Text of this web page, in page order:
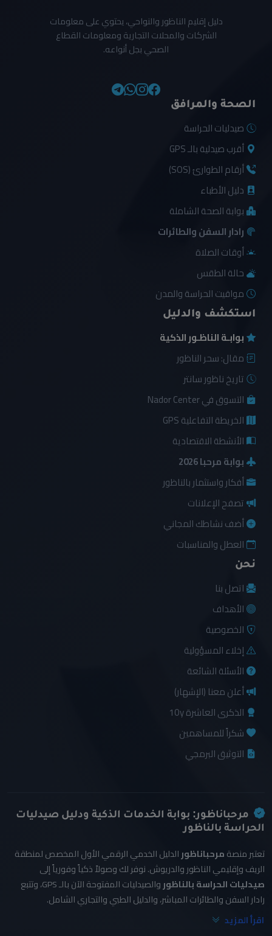
دليل إقليم الناظور والنواحي، يحتوي على معلومات
الشركات والمحلات التجارية ومعلومات القطاع
الصحي بجل أنواعه.
الصحة والمرافق
صيدليات الحراسة
أقرب صيدلية بالـ GPS
أرقام الطوارئ (SOS)
دليل الأطباء
بوابة الصحة الشاملة
رادار السفن والطائرات
أوقات الصلاة
حالة الطقس
مواقيت الحراسة والمدن
استكشف والدليل
بوابـة الناظـور الذكية
مقال: سحر الناظور
تاريخ ناظور سانتر
التسوق في Nador Center
الخريطة التفاعلية GPS
الأنشطة الاقتصادية
بوابة مرحبا 2026
أفكار واستثمار بالناظور
تصفح الإعلانات
أضف نشاطك المجاني
العطل والمناسبات
نحن
اتصل بنا
الأهداف
الخصوصية
إخلاء المسؤولية
الأسئلة الشائعة
أعلن معنا (الإشهار)
الذكرى العاشرة 10y
شكراً للمساهمين
التوثيق البرمجي
مرحباناظور: بوابة الخدمات الذكية ودليل صيدليات
الحراسة بالناظور
تعتبر منصةمرحباناظور الدليل الخدمي الرقمي الأول المخصص لمنطقة
الريف وإقليمي الناظور والدريوش. نوفر لك وصولاً ذكياً وفورياً إلى
صيدليات الحراسة بالناظور
والصيدليات المفتوحة الآن بالـ GPS، وتتبع
رادار السفن والطائرات المباشر، والدليل الطبي والتجاري الشامل.
اقرأ المزيد